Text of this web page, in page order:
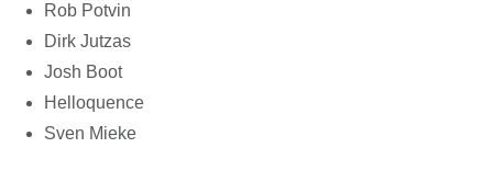
Rob Potvin
Dirk Jutzas
Josh Boot
Helloquence
Sven Mieke